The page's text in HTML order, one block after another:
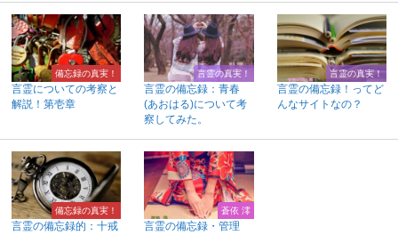
備忘録の真実！
言霊についての考察と
解説！第壱章
言霊の真実！
言霊の備忘録：青春
(あおはる)について考
察してみた。
言霊の真実！
言霊の備忘録！ってど
んなサイトなの？
備忘録の真実！
言霊の備忘録的：十戒
蒼依 澪
言霊の備忘録・管理